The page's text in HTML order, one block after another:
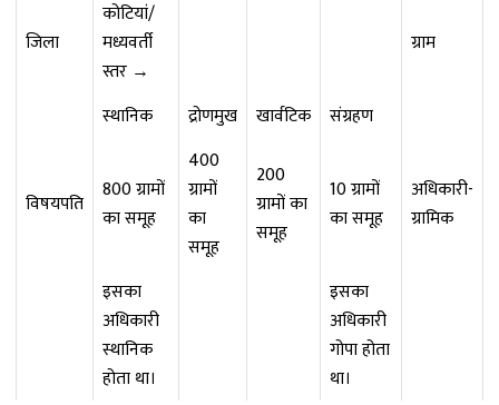
जिला
कोटियां/
मध्यवर्ती
स्तर →
ग्राम
स्थानिक द्रोणमुख खार्वटिक संग्रहण
विषयपति
800 ग्रामों
का समूह
400
ग्रामों
का
समूह
200
ग्रामों का
समूह
10 ग्रामों
का समूह
अधिकारी-
ग्रामिक
इसका
अधिकारी
स्थानिक
होता था।
इसका
अधिकारी
गोपा होता
था।